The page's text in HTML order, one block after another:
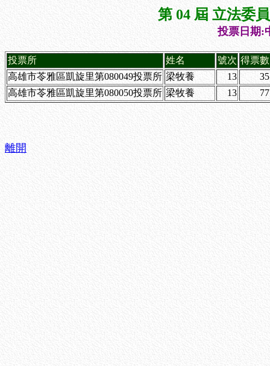
第 04 屆 立法委
投票日期:
投票所 姓名 號次 得票數
高雄市苓雅區凱旋里第080049投票所 梁牧養 13
35
高雄市苓雅區凱旋里第080050投票所 梁牧養 13 77
離開